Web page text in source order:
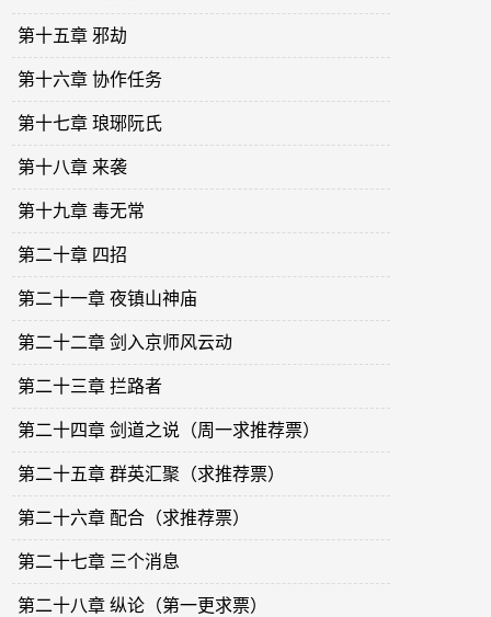
第十五章 邪劫
第十六章 协作任务
第十七章 琅琊阮氏
第十八章 来袭
第十九章 毒无常
第二十章 四招
第二十一章 夜镇山神庙
第二十二章 剑入京师风云动
第二十三章 拦路者
第二十四章 剑道之说（周一求推荐票）
第二十五章 群英汇聚（求推荐票）
第二十六章 配合（求推荐票）
第二十七章 三个消息
第二十八章 纵论（第一更求票）